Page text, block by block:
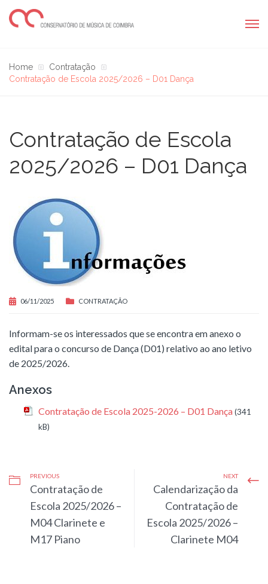
Home
Contratação
Contratação de Escola 2025/2026 – D01 Dança
Contratação de Escola
2025/2026 – D01 Dança
06/11/2025 CONTRATAÇÃO
Informam-se os interessados que se encontra em anexo o
edital para o concurso de Dança (D01) relativo ao ano letivo
de 2025/2026.
Anexos
Contratação de Escola 2025-2026 – D01 Dança(341
kB)
PREVIOUS
Contratação de
Escola 2025/2026 –
M04 Clarinete e
M17 Piano
NEXT
Calendarização da
Contratação de
Escola 2025/2026 –
Clarinete M04